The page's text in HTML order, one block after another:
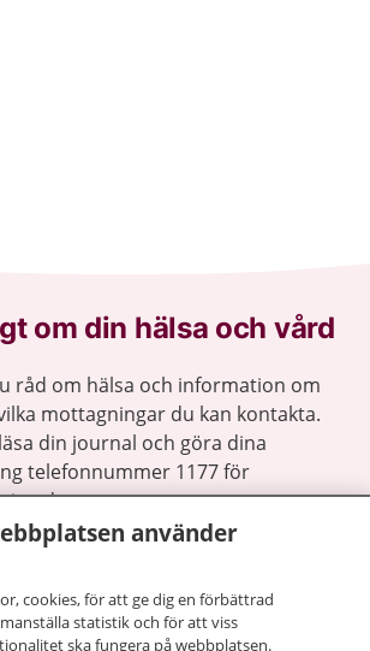
om din hälsa och vård
råd om hälsa och information om
mottagningar du kan kontakta.
din journal och göra dina
telefonnummer 1177 för
dygnet runt.
när du vill må bättre.
använder
cookies, för att ge dig en förbättrad
statistik och för att viss
ska fungera på webbplatsen.